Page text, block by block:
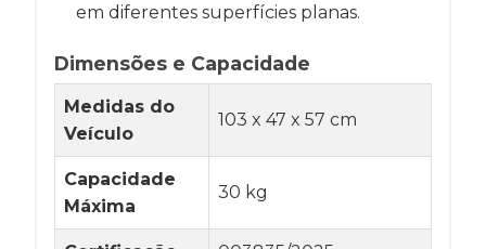
em diferentes superfícies planas.
Dimensões e Capacidade
Medidas do
Veículo
103 x 47 x 57 cm
Capacidade
Máxima
30 kg